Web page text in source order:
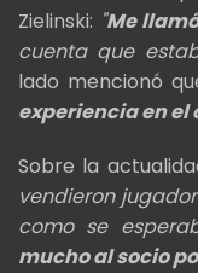
Zielinski: "Me
cuenta que
lado mencionó
experiencia en el
Sobre la
vendieron
como se
mucho al socio